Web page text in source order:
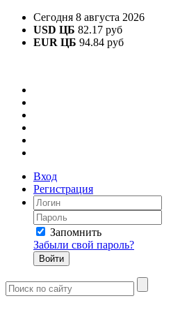
Сегодня 8 августа 2026
USD ЦБ 82.17 руб
EUR ЦБ 94.84 руб
Вход
Регистрация
Запомнить
Забыли свой пароль?